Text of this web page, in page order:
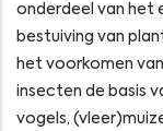
onderdeel van het
bestuiving van
het voorkomen
insecten de basis
vogels,